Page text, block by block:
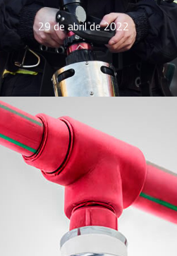
29 de abril de 2022